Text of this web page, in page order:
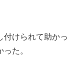
付けられて助かっ
た。